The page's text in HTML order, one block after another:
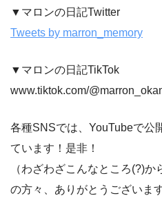
▼マロンの日記Twitter
Tweets by marron_memory
▼マロンの日記TikTok
www.tiktok.com/
各種SNSでは、YouTubeで公
ています！是非！
（わざわざこんなところ(?)
の方々、ありがとうございま